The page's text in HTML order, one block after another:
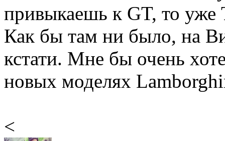
привыкаешь к GT, то уже
Как бы там ни было, на
кстати. Мне бы очень
новых моделях
<